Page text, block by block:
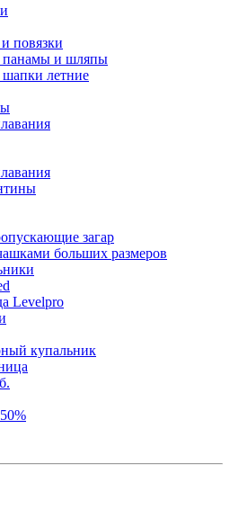
повязки
панамы и шляпы
шапки летние
загар
больших размеров
Levelpro
купальник